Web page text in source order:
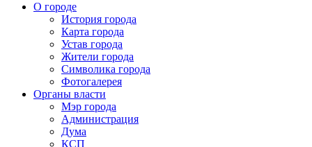
О городе
История города
Карта города
Устав города
Жители города
Символика города
Фотогалерея
Органы власти
Мэр города
Администрация
Дума
КСП